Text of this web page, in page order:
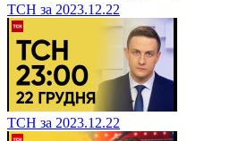
ТСН за 2023.12.22
ТСН за 2023.12.22